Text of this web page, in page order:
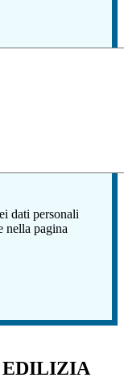
dati personali
nella pagina
EDILIZIA